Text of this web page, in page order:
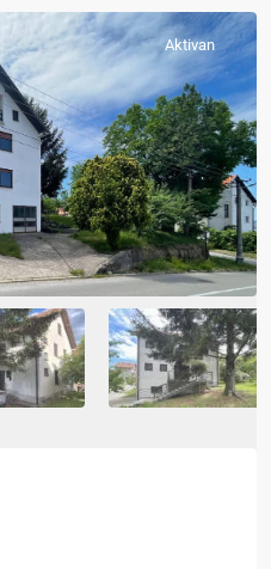
Aktivan